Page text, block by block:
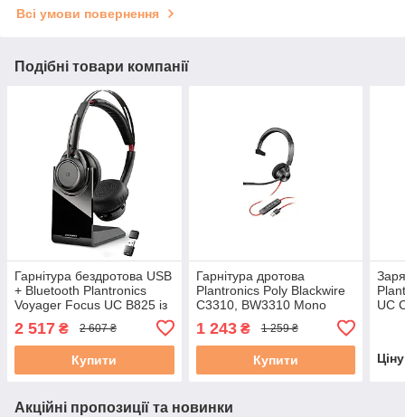
Всі умови повернення
Подібні товари компанії
Гарнітура бездротова USB
+ Bluetooth Plantronics
Voyager Focus UC B825 із
зарядною станцією чорні
б/в
2 517 ₴ 2 607 ₴
Купити
Гарнітура дротова
Plantronics Poly Blackwire
С3310, BW3310 Mono
шумопоглинанням чорні
б/в
1 243₴ 1 259 ₴
Купити
UC
Акційні пропозиції та новинки